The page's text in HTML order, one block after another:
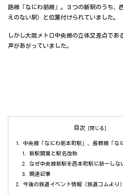
路線「なにわ筋線」。３つの新駅のうち、
えのない駅）と位置付けられていました。
しかし大阪メトロ中央線の立体交差点であ
声があがっていました。
目次
中央線「なにわ筋本町駅」、長鶴線「な
新駅開業と駅名改称
なぜ中央線新駅を西本町駅に統一しな
関連記事
今後の鉄道イベント情報（鉄道コムより）